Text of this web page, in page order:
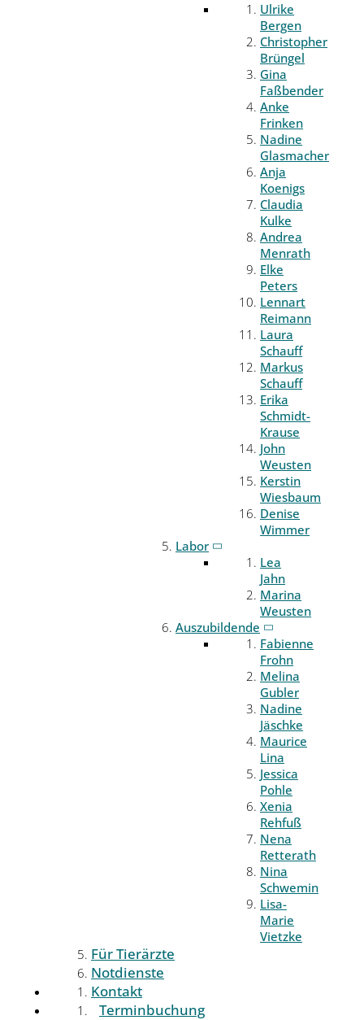
Ulrike
Bergen
Christopher
Brüngel
Gina
Faßbender
Anke
Frinken
Nadine
Glasmacher
Anja
Koenigs
Claudia
Kulke
Andrea
Menrath
Elke
Peters
Lennart
Reimann
Laura
Schauff
Markus
Schauff
Erika
Schmidt-
Krause
John
Weusten
Kerstin
Wiesbaum
Denise
Wimmer
Labor
Lea
Jahn
Marina
Weusten
Auszubildende
Fabienne
Frohn
Melina
Gubler
Nadine
Jäschke
Maurice
Lina
Jessica
Pohle
Xenia
Rehfuß
Nena
Retterath
Nina
Schwemin
Lisa-
Marie
Vietzke
Für Tierärzte
Notdienste
Kontakt
Terminbuchung